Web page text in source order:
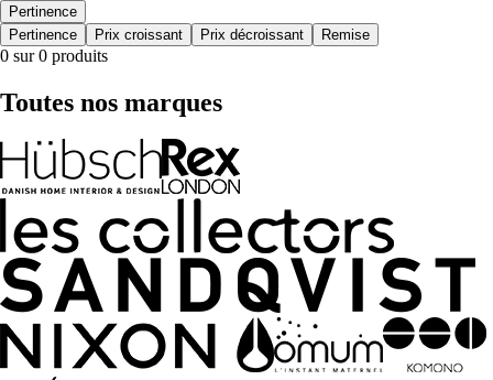
Pertinence
Pertinence
Prix croissant Prix décroissant Remise
0 sur 0 produits
Toutes nos marques